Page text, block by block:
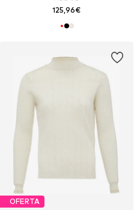
125,96€
OFERTA